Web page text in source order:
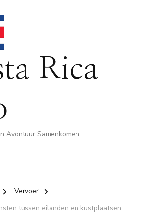
Rica
Avontuur Samenkomen
Vervoer
tussen eilanden en kustplaatsen